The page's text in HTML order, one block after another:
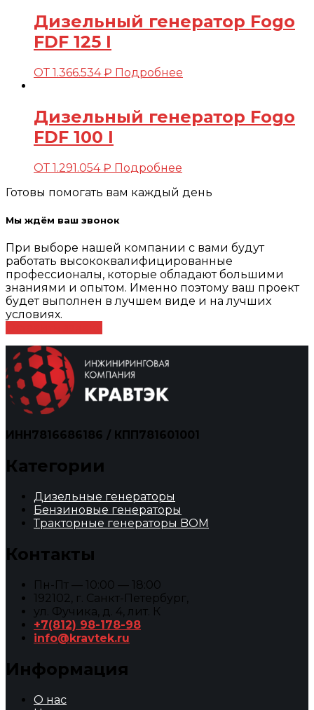
Дизельный генератор Fogo
FDF 125 I
ОТ 1.366.534₽ Подробнее
Дизельный генератор Fogo
FDF 100 I
ОТ 1.291.054₽ Подробнее
Готовы помогать вам каждый день
Мы ждём ваш звонок
При выборе нашей компании с вами будут
работать высококвалифицированные
профессионалы, которые обладают большими
знаниями и опытом. Именно поэтому ваш проект
будет выполнен в лучшем виде и на лучших
условиях.
ИНН7816686186 / КПП781601001
Категории
Дизельные генераторы
Бензиновые генераторы
Тракторные генераторы BOM
Контакты
Пн-Пт — 10:00 — 18:00
192102, г. Санкт-Петербург,
ул. Фучика, д. 4, лит. К
+7(812) 98-178-98
info@kravtek.ru
Информация
О нас